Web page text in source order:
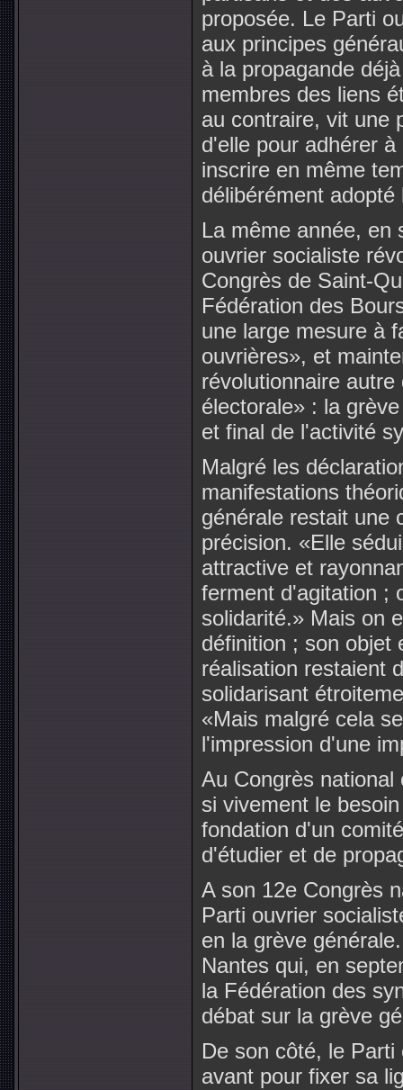
proposée. Le Parti
aux principes
à la propagande
membres des liens
au contraire, vit une
d'elle pour adhérer
inscrire en même
délibérément
La même année, en
ouvrier socialiste
Congrès de Saint-
Fédération des
une large mesure à
ouvrières», et
révolutionnaire
électorale» : la
et final de l'activité
Malgré les
manifestations
générale restait une
précision. «Elle
attractive et
ferment d'agitation ;
solidarité.» Mais on
définition ; son objet
réalisation restaient
solidarisant
«Mais malgré cela
l'impression d'une
Au Congrès
si vivement le
fondation d'un
d'étudier et de
A son 12e Congrès
Parti ouvrier
en la grève
Nantes qui, en
la Fédération des
débat sur la grève
De son côté, le
avant pour fixer sa